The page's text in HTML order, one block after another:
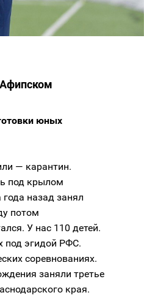
юных
— карантин.
под крылом
назад занял
потом
У нас 110 детей.
под эгидой РФС.
соревнованиях.
заняли третье
края.